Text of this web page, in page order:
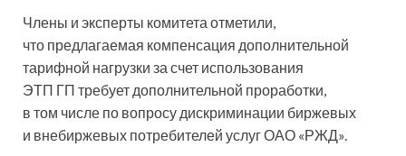
Члены и эксперты комитета отметили,
что предлагаемая компенсация дополнительной
тарифной нагрузки за счет использования
ЭТП ГП требует дополнительной проработки,
в том числе по вопросу дискриминации биржевых
и внебиржевых потребителей услуг ОАО «РЖД».